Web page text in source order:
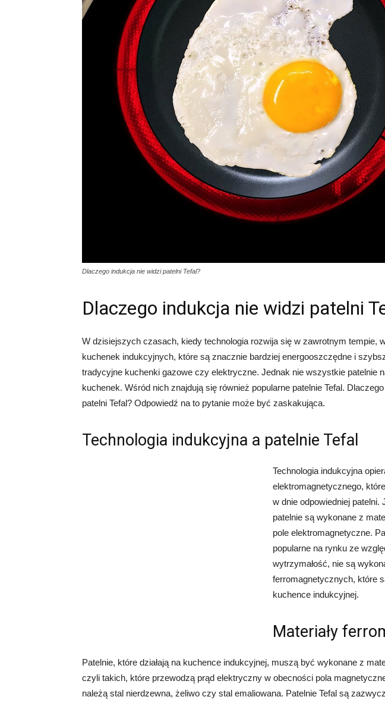
Dlaczego indukcja nie widzi patelni Tefal?
Dlaczego indukcja nie widzi patelni
W dzisiejszych czasach, kiedy technologia rozwija się w zawrotnym tempie,
kuchenek indukcyjnych, które są znacznie bardziej energooszczędne i
tradycyjne kuchenki gazowe czy elektryczne. Jednak nie wszystkie patelnie
kuchenek. Wśród nich znajdują się również popularne patelnie Tefal.
patelni Tefal? Odpowiedź na to pytanie może być zaskakująca.
Technologia indukcyjna a patelnie Tefal
Technologia indukcyjna
elektromagnetycznego,
w dnie odpowiedniej
patelnie są wykonane z
pole elektromagnetyczne.
popularne na rynku ze
wytrzymałość, nie są
ferromagnetycznych, które
kuchence indukcyjnej.
Materiały
Patelnie, które działają na kuchence indukcyjnej, muszą być wykonane z
czyli takich, które przewodzą prąd elektryczny w obecności pola
należą stal nierdzewna, żeliwo czy stal emaliowana. Patelnie Tefal są